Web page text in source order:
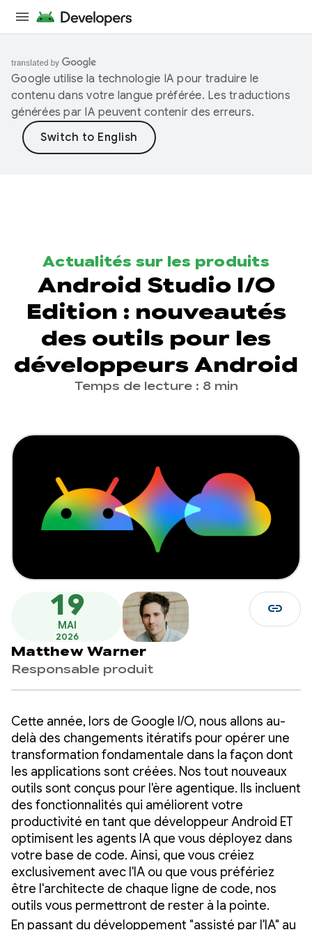
Google utilise la technologie IA pour traduire le
contenu dans votre langue préférée. Les traductions
générées par IA peuvent contenir des erreurs.
Actualités sur les produits
Android Studio I/O
Edition : nouveautés
des outils pour les
développeurs Android
Temps de lecture : 8 min
19
MAI
2026
Matthew Warner
Responsable produit
link
Cette année, lors de Google I/O, nous allons au-
delà des changements itératifs pour opérer une
transformation fondamentale dans la façon dont
les applications sont créées. Nos tout nouveaux
outils sont conçus pour l'ère agentique. Ils incluent
des fonctionnalités qui améliorent votre
productivité en tant que développeur Android ET
optimisent les agents IA que vous déployez dans
votre base de code. Ainsi, que vous créiez
exclusivement avec l'IA ou que vous préfériez
être l'architecte de chaque ligne de code, nos
outils vous permettront de rester à la pointe.
En passant du développement "assisté par l'IA" au